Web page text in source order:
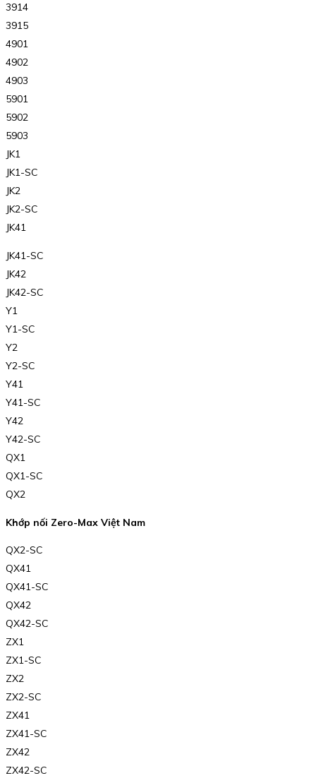
3914
3915
4901
4902
4903
5901
5902
5903
JK1
JK1-SC
JK2
JK2-SC
JK41
JK41-SC
JK42
JK42-SC
Y1
Y1-SC
Y2
Y2-SC
Y41
Y41-SC
Y42
Y42-SC
QX1
QX1-SC
QX2
Khớp nối Zero-Max Việt Nam
QX2-SC
QX41
QX41-SC
QX42
QX42-SC
ZX1
ZX1-SC
ZX2
ZX2-SC
ZX41
ZX41-SC
ZX42
ZX42-SC